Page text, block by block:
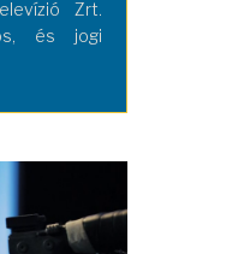
Zrt.
és jogi